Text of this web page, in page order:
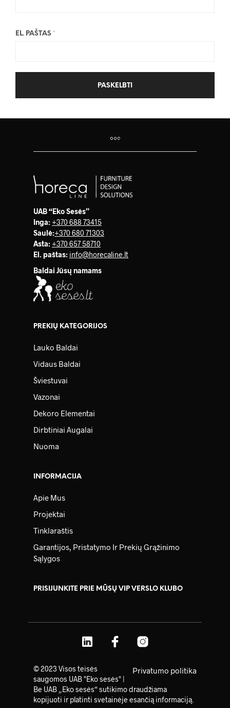
EL. PAŠTAS *
UAB “Eko Sesės”
Inga: +370 688 73415
Saulė:+370 680 71303
Asta: +370 657 58710
El. paštas: info@horecaline.lt
Baldai Jūsų namams
PREKIŲ KATEGORIJOS
Lauko Baldai
Vidaus Baldai
Šviestuvai
Vazonai
Dekoro Elementai
Dirbtiniai Augalai
Nuoma
INFORMACIJA
Apie Mus
Projektai
Tinklaraštis
Garantijos, Pristatymo Ir Prekių Grąžinimo
Sąlygos
PRISIJUNKITE PRIE MŪSŲ VIP VERSLO KLUBO
Privatumo politika
© 2023 Visos teisės
saugomos UAB "Eko sesės" |
Be UAB „Eko sesės“ sutikimo draudžiama
kopijuoti ir platinti svetainėje esančią informaciją.